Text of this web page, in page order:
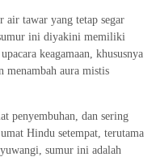
air tawar yang tetap segar
ini diyakini memiliki
keagamaan, khususnya
menambah aura mistis
penyembuhan, dan sering
Hindu setempat, terutama
sumur ini adalah